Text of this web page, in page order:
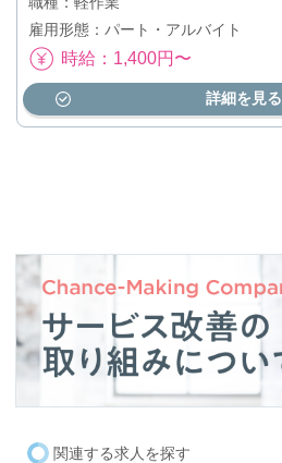
雇用形態：パート・アルバイト
時給：1,400円〜
詳細を見る
関連する求人を探す